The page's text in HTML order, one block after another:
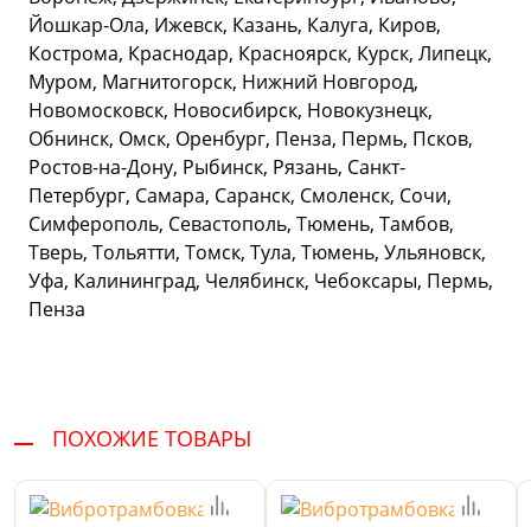
Йошкар-Ола, Ижевск, Казань, Калуга, Киров,
Кострома, Краснодар, Красноярск, Курск, Липецк,
Муром, Магнитогорск, Нижний Новгород,
Новомосковск, Новосибирск, Новокузнецк,
Обнинск, Омск, Оренбург, Пенза, Пермь, Псков,
Ростов-на-Дону, Рыбинск, Рязань, Санкт-
Петербург, Самара, Саранск, Смоленск, Сочи,
Симферополь, Севастополь, Тюмень, Тамбов,
Тверь, Тольятти, Томск, Тула, Тюмень, Ульяновск,
Уфа, Калининград, Челябинск, Чебоксары, Пермь,
Пенза
ПОХОЖИЕ ТОВАРЫ